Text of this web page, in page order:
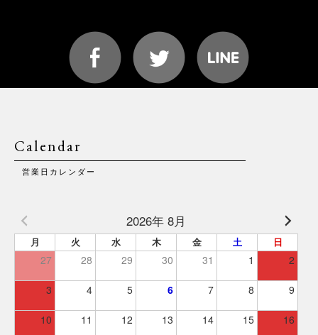
Calendar
営業日カレンダー
2026年 8月
月 火 水 木 金 土 日
27 28 29 30 31 1 2
3 4 5 6 7 8 9
10 11 12 13 14 15 16